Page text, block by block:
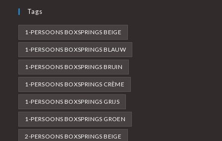
Tags
1-PERSOONS BOXSPRINGS BEIGE
1-PERSOONS BOXSPRINGS BLAUW
1-PERSOONS BOXSPRINGS BRUIN
1-PERSOONS BOXSPRINGS CRÈME
1-PERSOONS BOXSPRINGS GRIJS
1-PERSOONS BOXSPRINGS GROEN
2-PERSOONS BOXSPRINGS BEIGE